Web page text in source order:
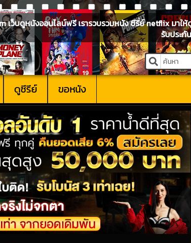
เว็บดูหนังออนไลน์ฟรี เรารวบรวมหนัง ซีรี่ย์ netflix มาใ
รับประกั
ดูซีรีย์ ขอหนัง